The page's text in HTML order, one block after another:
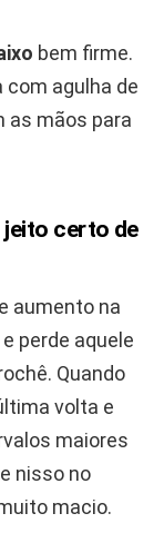
bem firme.
com agulha de
as mãos para
jeito certo de
aumento na
perde aquele
Quando
volta e
maiores
nisso no
macio.